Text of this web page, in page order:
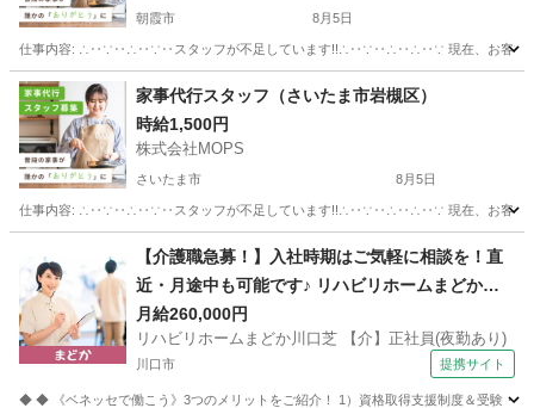
朝霞市 8月5日
仕事内容: ∴‥∵‥∴‥∵‥スタッフが不足しています!!∴‥∵‥∴‥∴‥∵ 現在、お客様から多
埼玉 朝霞市 ホームヘルパー スタッフ
家事代行スタッフ（さいたま市岩槻区）
時給1,500円
株式会社MOPS
さいたま市 8月5日
仕事内容: ∴‥∵‥∴‥∵‥スタッフが不足しています!!∴‥∵‥∴‥∴‥∵ 現在、お客様から多
さいたま市 福祉 スタッフ
【介護職急募！】入社時期はご気軽に相談を！直
近・月途中も可能です♪ リハビリホームまどか川
口芝 【介】正社員(夜勤あり) 老人介護施設スタッ
フ
月給260,000円
リハビリホームまどか川口芝 【介】正社員(夜勤あり)
川口市 提携サイト
◆ ◆ 《ベネッセで働こう》3つのメリットをご紹介！ 1）資格取得支援制度＆受験・